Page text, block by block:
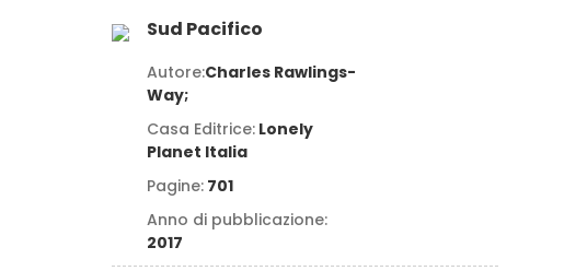
Sud Pacifico
Autore:Charles Rawlings-
Way;
Casa Editrice: Lonely
Planet Italia
Pagine: 701
Anno di pubblicazione:
2017